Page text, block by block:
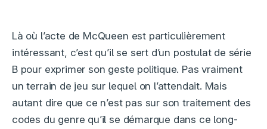
Là où l’acte de McQueen est particulièrement
intéressant, c’est qu’il se sert d’un postulat de série
B pour exprimer son geste politique. Pas vraiment
un terrain de jeu sur lequel on l’attendait. Mais
autant dire que ce n’est pas sur son traitement des
codes du genre qu’il se démarque dans ce long-